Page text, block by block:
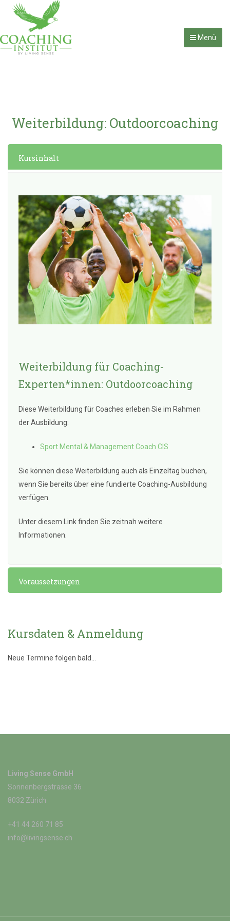
Menü
Weiterbildung: Outdoorcoaching
Kursinhalt
Weiterbildung für Coaching-
Experten*innen: Outdoorcoaching
Diese Weiterbildung für Coaches erleben Sie im Rahmen
der Ausbildung:
Sport Mental & Management Coach CIS
Sie können diese Weiterbildung auch als Einzeltag buchen,
wenn Sie bereits über eine fundierte Coaching-Ausbildung
verfügen.
Unter diesem Link finden Sie zeitnah weitere
Informationen.
Voraussetzungen
Kursdaten & Anmeldung
Neue Termine folgen bald...
Living Sense GmbH
Sonnenbergstrasse 36
8032 Zürich
+41 44 260 71 85
info@livingsense.ch